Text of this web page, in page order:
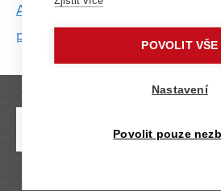
ARGO pod vodou: na veletrhu
prototyp studentské ponorky
POVOLIT VŠE
Nastavení
Povolit pouze